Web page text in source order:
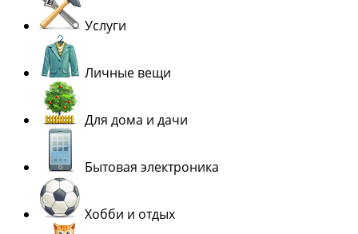
Услуги
Личные вещи
Для дома и дачи
Бытовая электроника
Хобби и отдых